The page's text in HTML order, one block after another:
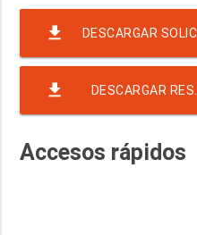
file_download DESCARGAR
6-EJER-2022-
file_download DESCARGAR
Accesos rápidos